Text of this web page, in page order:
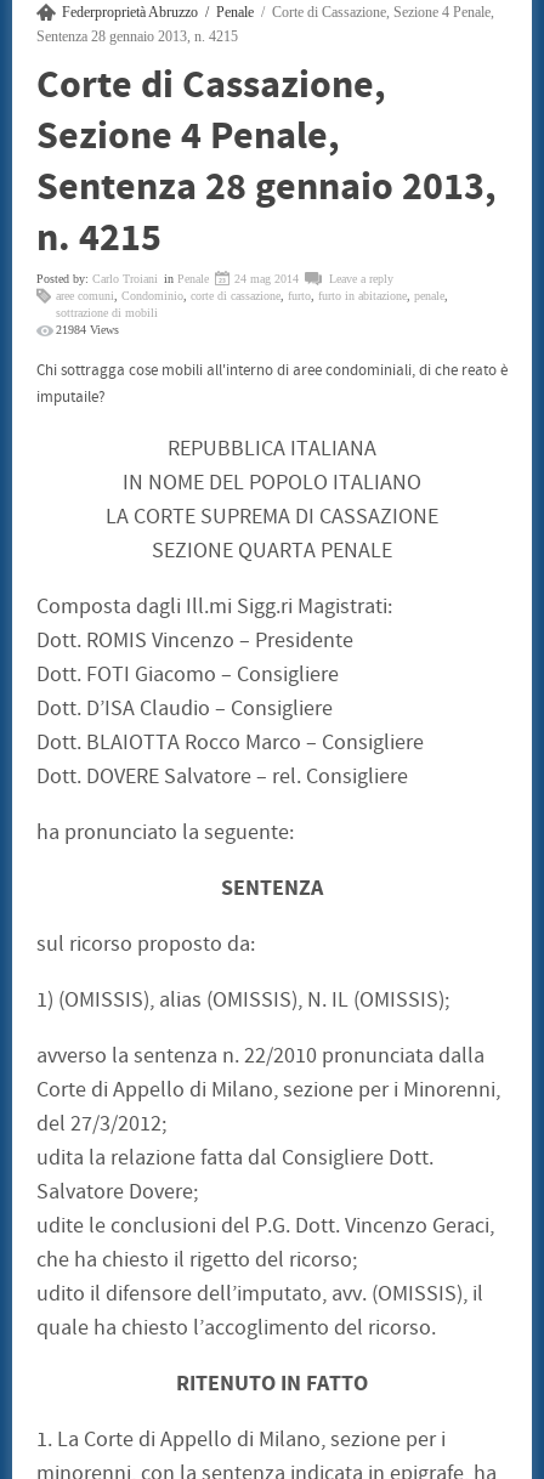
SENTENZE
CONSUMATORI
GALLERIA NICOLA DANIORE
ARTISTI
PATRIMONIO ARTISTICO
TRADIZIONI GASTRONOMICHE
STAMPE LITOGRAFIE E SERIGRAFIE
INFORMATICA ED INCHIOSTRI
TERMOIDRAULICA
FINANZIAMENTI
EVENTI
CONVEGNO 22 LUGLIO 2011
CONTATTI
Federproprietà Abruzzo Penale
Corte di Cassazione, Sezione 4 Penale,
Sentenza 28 gennaio 2013, n. 4215
Corte di Cassazione,
Sezione 4 Penale,
Sentenza 28 gennaio 2013,
n. 4215
Posted by: Carlo Troiani in Penale 24 mag 2014
Leave a reply
aree comuni
Condominio corte di cassazione furto furto in abitazione penale
sottrazione di mobili
21984 Views
Chi sottragga cose mobili all'interno di aree condominiali, di che reato è
imputaile?
REPUBBLICA ITALIANA
IN NOME DEL POPOLO ITALIANO
LA CORTE SUPREMA DI CASSAZIONE
SEZIONE QUARTA PENALE
Composta dagli Ill.mi Sigg.ri Magistrati:
Dott. ROMIS Vincenzo – Presidente
Dott. FOTI Giacomo – Consigliere
Dott. D’ISA Claudio – Consigliere
Dott. BLAIOTTA Rocco Marco – Consigliere
Dott. DOVERE Salvatore – rel. Consigliere
ha pronunciato la seguente:
SENTENZA
sul ricorso proposto da:
1) (OMISSIS), alias (OMISSIS), N. IL (OMISSIS);
avverso la sentenza n. 22/2010 pronunciata dalla
Corte di Appello di Milano, sezione per i Minorenni,
del 27/3/2012;
udita la relazione fatta dal Consigliere Dott.
Salvatore Dovere;
udite le conclusioni del P.G. Dott. Vincenzo Geraci,
che ha chiesto il rigetto del ricorso;
udito il difensore dell’imputato, avv. (OMISSIS), il
quale ha chiesto l’accoglimento del ricorso.
RITENUTO IN FATTO
1. La Corte di Appello di Milano, sezione per i